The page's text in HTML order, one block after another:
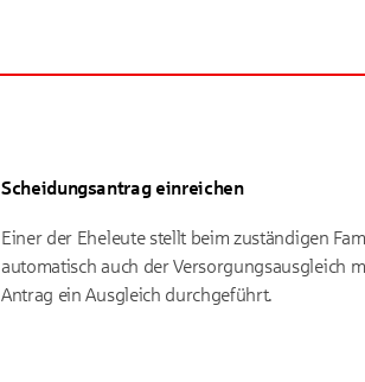
Scheidungsantrag einreichen
Einer der Eheleute stellt beim zuständigen
automatisch auch der Versorgungsausgleich
Antrag ein Ausgleich durchgeführt.